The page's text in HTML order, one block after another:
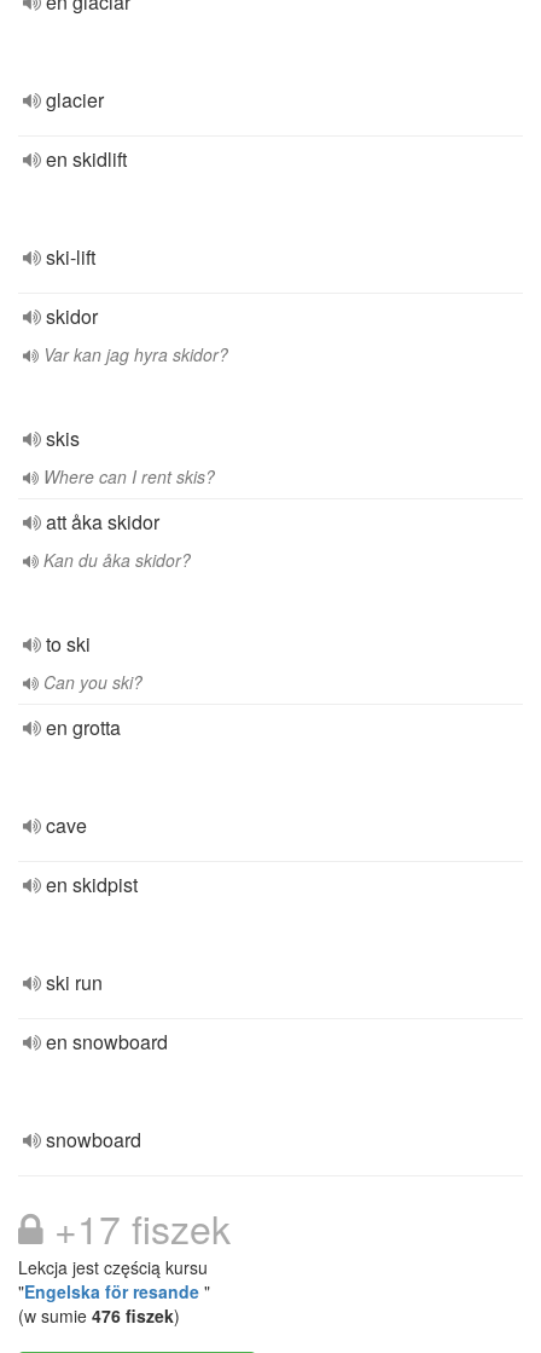
glacier
en skidlift
ski-lift
skidor
Var kan jag hyra skidor?
skis
Where can I rent skis?
att åka skidor
Kan du åka skidor?
to ski
Can you ski?
en grotta
cave
en skidpist
ski run
en snowboard
snowboard
+17 fiszek
Lekcja jest częścią kursu
"Engelska för resande "
(w sumie 476 fiszek)